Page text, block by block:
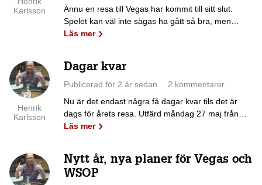
Karlsson
Ännu en resa till Vegas har kommit till sitt slut.
Spelet kan väl inte sägas ha gått så bra, men…
Läs mer
Henrik
Karlsson
Dagar kvar
Publicerad för 2 år sedan
2 kommentarer
Nu är det endast några få dagar kvar tils det är
dags för årets resa. Utfärd måndag 27 maj från…
Läs mer
Nytt år, nya planer för Vegas och
WSOP